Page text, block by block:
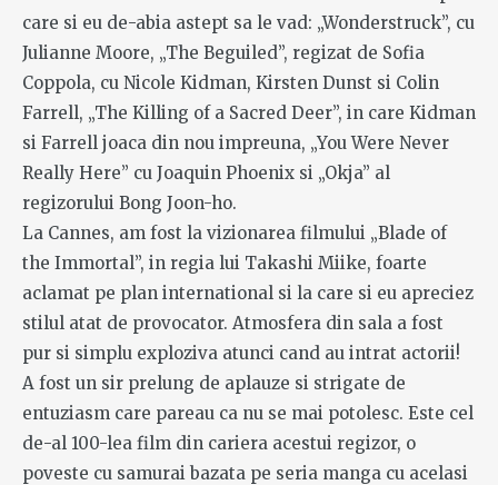
care si eu de-abia astept sa le vad: „Wonderstruck”, cu
Julianne Moore, „The Beguiled”, regizat de Sofia
Coppola, cu Nicole Kidman, Kirsten Dunst si Colin
Farrell, „The Killing of a Sacred Deer”, in care Kidman
si Farrell joaca din nou impreuna, „You Were Never
Really Here” cu Joaquin Phoenix si „Okja” al
regizorului Bong Joon-ho.
La Cannes, am fost la vizionarea filmului „Blade of
the Immortal”, in regia lui Takashi Miike, foarte
aclamat pe plan international si la care si eu apreciez
stilul atat de provocator. Atmosfera din sala a fost
pur si simplu exploziva atunci cand au intrat actorii!
A fost un sir prelung de aplauze si strigate de
entuziasm care pareau ca nu se mai potolesc. Este cel
de-al 100-lea film din cariera acestui regizor, o
poveste cu samurai bazata pe seria manga cu acelasi